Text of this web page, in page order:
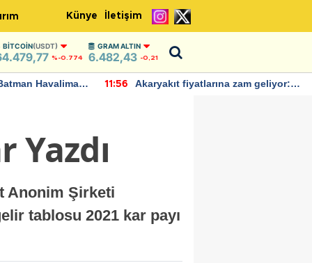
Künye İletişim
BITCOIN(USDT)
%-0.774
GRAM ALTIN
6.482,43 -0,21
Havalimanı
11:56
Akaryakıt fiyatlarına zam geliyor:
Yazdı
Anonim Şirketi
tablosu 2021 kar payı